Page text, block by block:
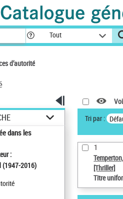
Tout
d’autorité
dans les
:
(1947-2016)
Tri par :
1
[Thriller]
Titre